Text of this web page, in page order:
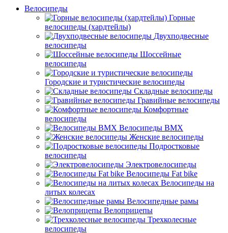
Велосипеды
Горные
велосипеды (хардтейлы)
Двухподвесные
велосипеды
Шоссейные
велосипеды
Городские и туристические велосипеды
Складные велосипеды
Гравийные велосипеды
Комфортные
велосипеды
Велосипеды BMX
Женские велосипеды
Подростковые
велосипеды
Электровелосипеды
Велосипеды Fat bike
Велосипеды на
литых колесах
Велосипедные рамы
Велоприцепы
Трехколесные
велосипеды